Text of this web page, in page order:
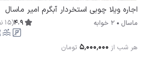
اجاره ویلا چوبی استخردار آبگرم امیر ماسال
ماسال 2 خوابه 4.9
(
15
هر شب از ۵٬۰۰۰٬۰۰۰ تومان